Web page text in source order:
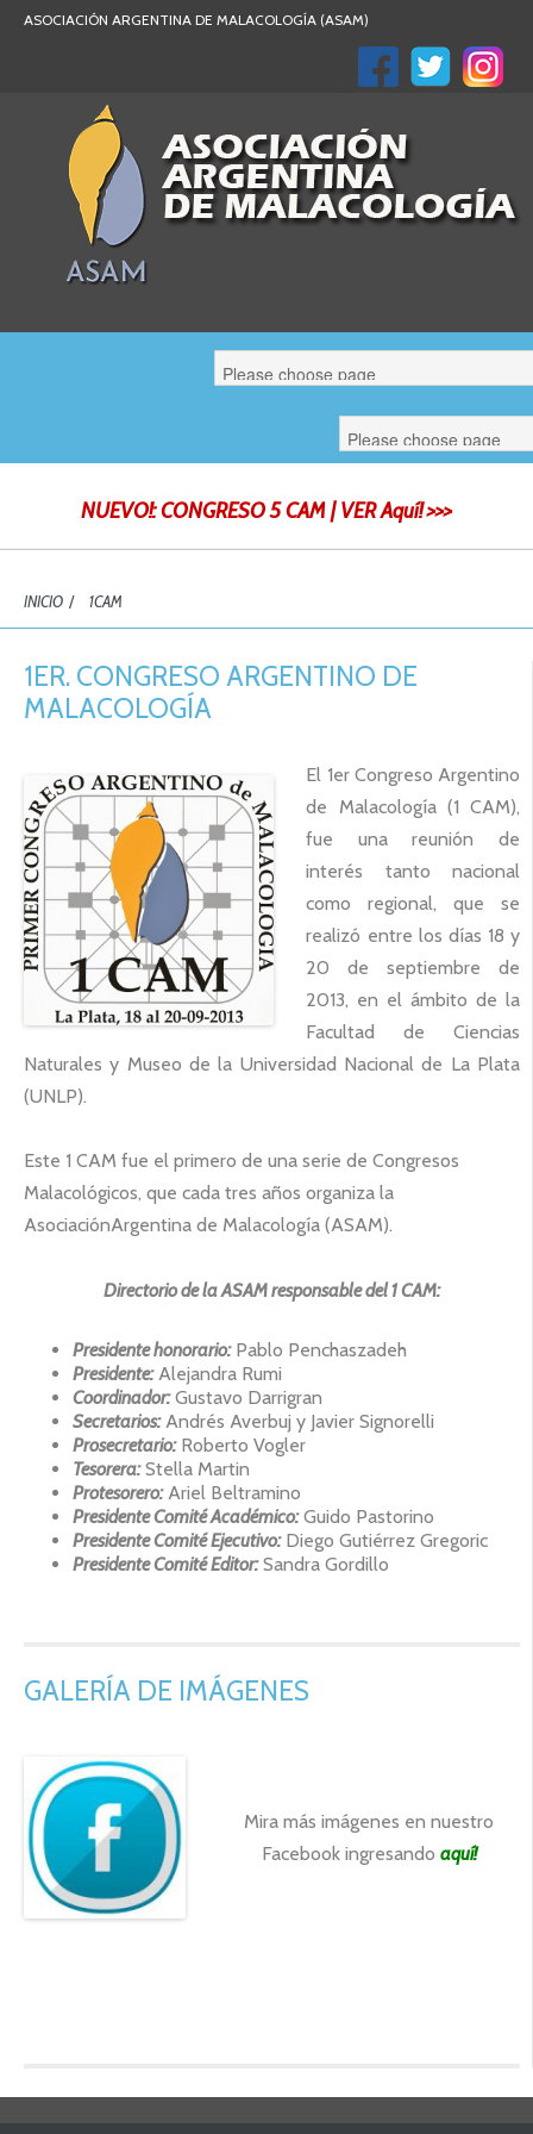
Malaco Argentina
ASOCIACIÓN ARGENTINA DE MALACOLOGÍA (ASAM)
NUEVO!: CONGRESO 5 CAM | VER Aquí! >>>
INICIO / 1CAM
1ER. CONGRESO ARGENTINO DE
MALACOLOGÍA
El 1er Congreso Argentino
de Malacología (1 CAM),
fue una reunión de
interés tanto nacional
como regional, que se
realizó entre los días 18 y
20 de septiembre de
2013, en el ámbito de la
Facultad de Ciencias
Naturales y Museo de la Universidad Nacional de La Plata
(UNLP).
Este 1 CAM fue el primero de una serie de Congresos
Malacológicos, que cada tres años organiza la
AsociaciónArgentina de Malacología (ASAM).
Directorio de la ASAM responsable del 1 CAM:
Presidente honorario:Pablo Penchaszadeh
Presidente:Alejandra Rumi
Coordinador:Gustavo Darrigran
Secretarios:Andrés Averbuj y Javier Signorelli
Prosecretario:Roberto Vogler
Tesorera:Stella Martin
Protesorero:Ariel Beltramino
Presidente Comité Académico:Guido Pastorino
Presidente Comité Ejecutivo:Diego Gutiérrez Gregoric
Presidente Comité Editor:Sandra Gordillo
GALERÍA DE IMÁGENES
Mira más imágenes en nuestro
Facebook ingresando aquí!